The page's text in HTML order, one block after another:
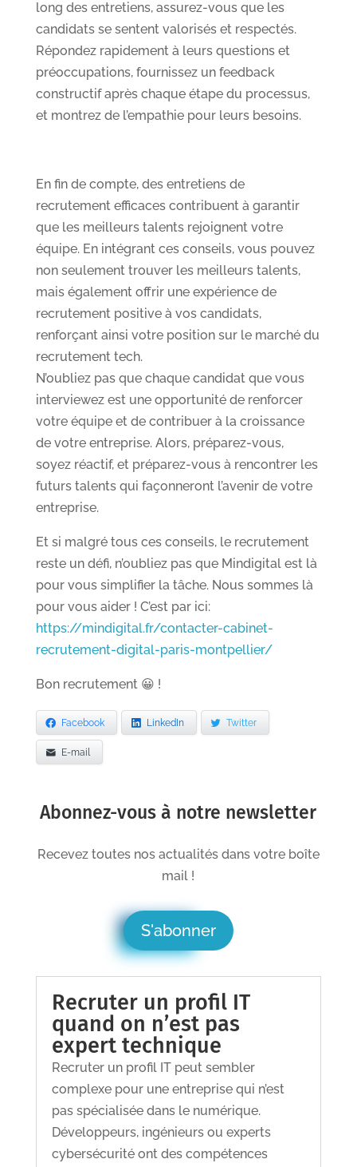
long des entretiens, assurez-vous que les
candidats se sentent valorisés et respectés.
Répondez rapidement à leurs questions et
préoccupations, fournissez un feedback
constructif après chaque étape du processus,
et montrez de l’empathie pour leurs besoins.
En fin de compte, des entretiens de
recrutement efficaces contribuent à garantir
que les meilleurs talents rejoignent votre
équipe. En intégrant ces conseils, vous pouvez
non seulement trouver les meilleurs talents,
mais également offrir une expérience de
recrutement positive à vos candidats,
renforçant ainsi votre position sur le marché du
recrutement tech.
N’oubliez pas que chaque candidat que vous
interviewez est une opportunité de renforcer
votre équipe et de contribuer à la croissance
de votre entreprise. Alors, préparez-vous,
soyez réactif, et préparez-vous à rencontrer les
futurs talents qui façonneront l’avenir de votre
entreprise.
Et si malgré tous ces conseils, le recrutement
reste un défi, n’oubliez pas que Mindigital est là
pour vous simplifier la tâche. Nous sommes là
pour vous aider ! C’est par ici:
https://mindigital.fr/contacter-cabinet-
recrutement-digital-paris-montpellier/
Bon recrutement 😀 !
Facebook LinkedIn Twitter
E-mail
Abonnez-vous à notre newsletter
Recevez toutes nos actualités dans votre boîte
mail !
S'abonner
Recruter un profil IT
quand on n’est pas
expert technique
Recruter un profil IT peut sembler
complexe pour une entreprise qui n’est
pas spécialisée dans le numérique.
Développeurs, ingénieurs ou experts
cybersécurité ont des compétences